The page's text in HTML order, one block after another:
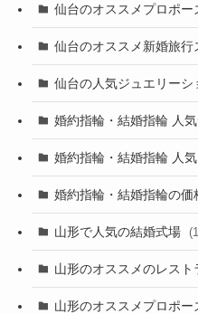
仙台のオススメプロポー
仙台のオススメ新婚旅行
仙台の人気ジュエリーシ
婚約指輪・結婚指輪 人
婚約指輪・結婚指輪 人
婚約指輪・結婚指輪の価
山形で人気の結婚式場
山形のオススメのレスト
山形のオススメプロポー